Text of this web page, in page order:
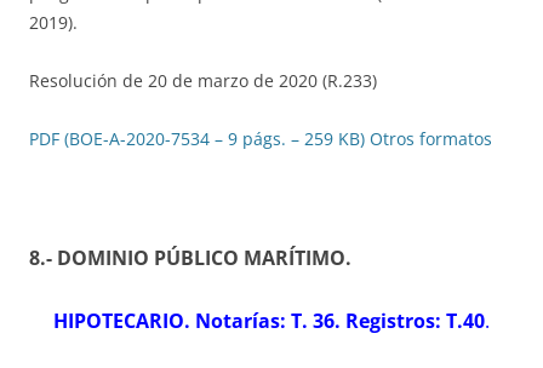
2019).
Resolución de 20 de marzo de 2020 (R.233)
PDF (BOE-A-2020-7534 – 9 págs. – 259 KB) Otros formatos
8.- DOMINIO PÚBLICO MARÍTIMO.
HIPOTECARIO. Notarías: T. 36. Registros: T.40.